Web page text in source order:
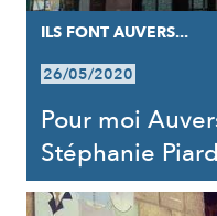
ILS FONT AUVERS...
26/05/2020
Pour moi
Stéphanie Piard